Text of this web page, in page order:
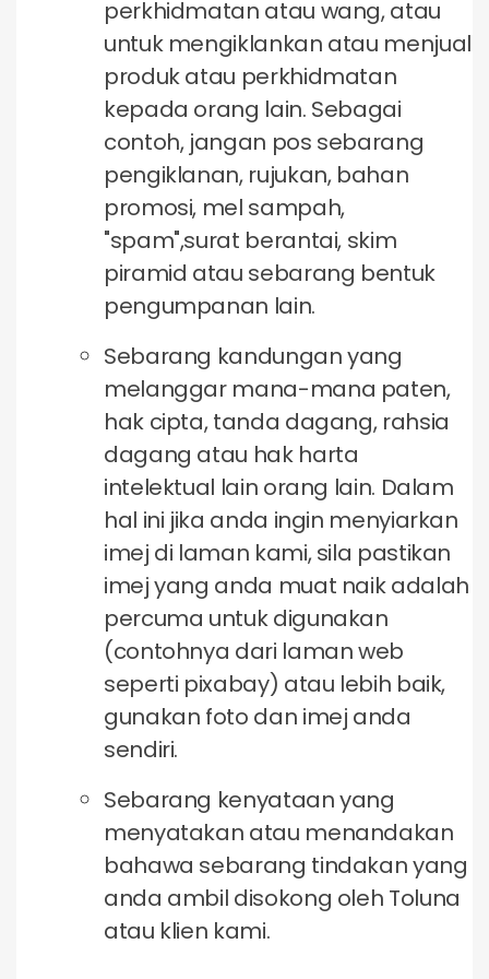
perkhidmatan atau wang, atau
untuk mengiklankan atau menjual
produk atau perkhidmatan
kepada orang lain. Sebagai
contoh, jangan pos sebarang
pengiklanan, rujukan, bahan
promosi, mel sampah,
"spam",surat berantai, skim
piramid atau sebarang bentuk
pengumpanan lain.
Sebarang kandungan yang
melanggar mana-mana paten,
hak cipta, tanda dagang, rahsia
dagang atau hak harta
intelektual lain orang lain. Dalam
hal ini jika anda ingin menyiarkan
imej di laman kami, sila pastikan
imej yang anda muat naik adalah
percuma untuk digunakan
(contohnya dari laman web
seperti pixabay) atau lebih baik,
gunakan foto dan imej anda
sendiri.
Sebarang kenyataan yang
menyatakan atau menandakan
bahawa sebarang tindakan yang
anda ambil disokong oleh Toluna
atau klien kami.